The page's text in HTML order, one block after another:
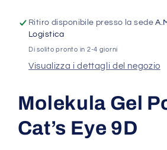
Ritiro disponibile presso la sede
Logistica
Di solito pronto in 2-4 giorni
Visualizza i dettagli del negozio
Molekula Gel
Cat’s Eye 9D